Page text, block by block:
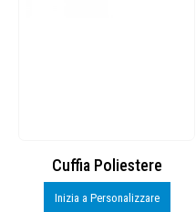
Cuffia Poliestere
Inizia a Personalizzare